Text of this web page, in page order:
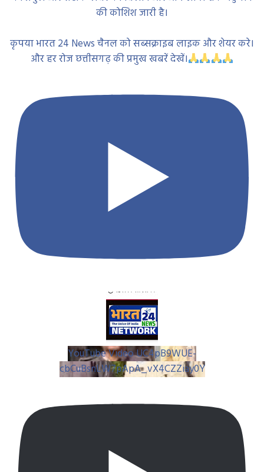
की कोशिश जारी है।
कृपया भारत 24 News चैनल को सब्सक्राइब लाइक और शेयर करे।
और हर रोज छत्तीसगढ़ की प्रमुख खबरें देखें।
YouTube Video UC4pB9WUE-
cbCuBsnLW7pApA_vX4CZZiay0Y